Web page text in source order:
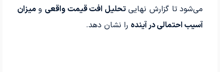
می‌شود تا گزارش نهاییتحلیل افت قیمت واقعی ومیزان
آسیب احتمالی در آینده را نشان دهد.